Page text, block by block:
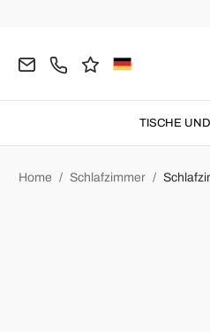
TISCHE
Home Schlafzimmer